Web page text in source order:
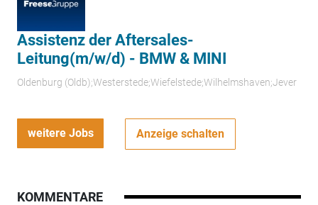
Assistenz der Aftersales-
Leitung(m/w/d) - BMW & MINI
Oldenburg (Oldb);Westerstede;Wiefelstede;Wilhelmshaven;Jever
weitere Jobs Anzeige schalten
KOMMENTARE